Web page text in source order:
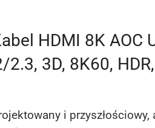
HDMI 8K AOC
3D, 8K60,
i przyszłościowy,